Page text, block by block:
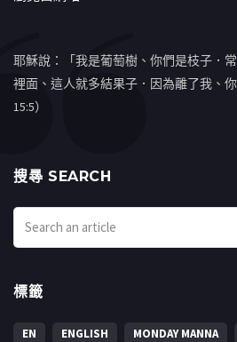
耶穌說：「我是葡萄樹、你們是枝子．
裡面、這人就多結果子．因為離了我、
15:5）
搜㝷 SEARCH
標籤
EN ENGLISH MONDAY MANNA